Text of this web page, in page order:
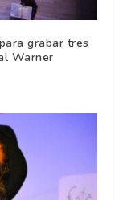
grabar tres
Warner